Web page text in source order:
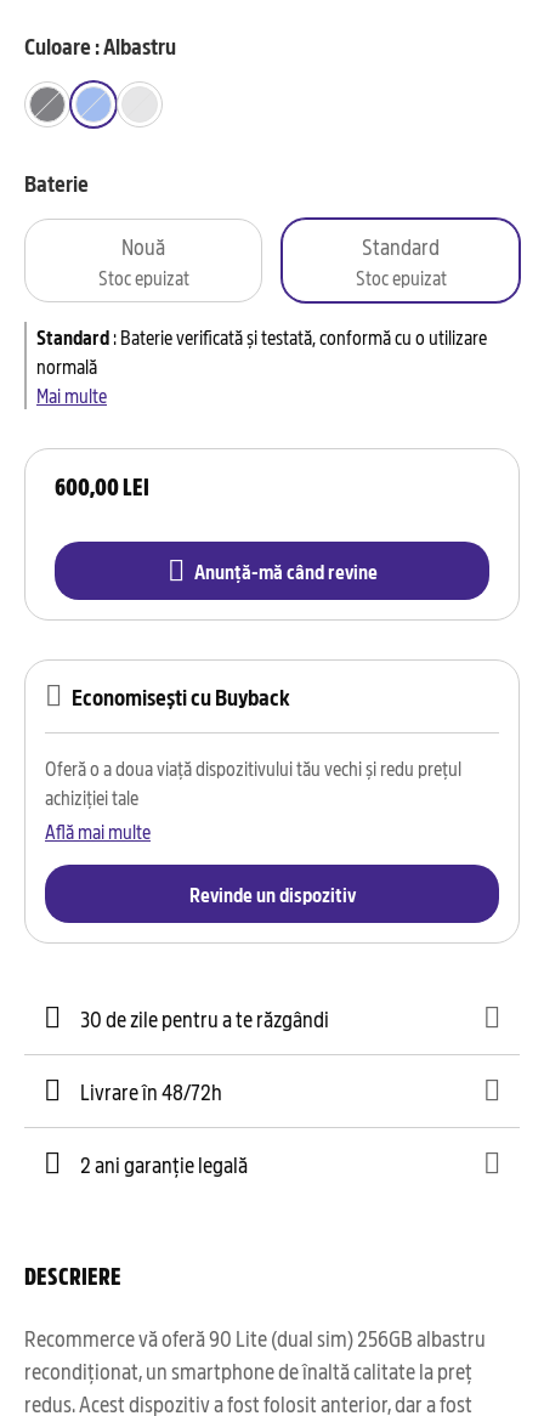
600,00 LEI
Anunță-mă când revine
Culoare : Albastru
Baterie
Nouă
Stoc epuizat
Standard
Stoc epuizat
Standard:Baterie verificată și testată, conformă cu o utilizare
normală
Mai multe
Economisești cu Buyback
Oferă o a doua viață dispozitivului tău vechi și redu prețul
achiziției tale
Află mai multe
Revinde un dispozitiv
30 de zile pentru a te răzgândi
Livrare în 48/72h
2 ani garanție legală
DESCRIERE
Recommerce vă oferă 90 Lite (dual sim) 256GB albastru
recondiționat, un smartphone de înaltă calitate la preț
redus. Acest dispozitiv a fost folosit anterior, dar a fost